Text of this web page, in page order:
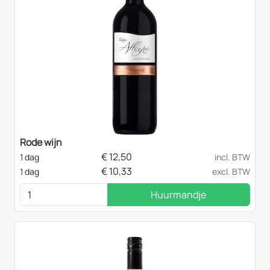
Rode wijn
1 dag €12,50
incl. BTW
1 dag
€10,33 excl. BTW
Huurmandje